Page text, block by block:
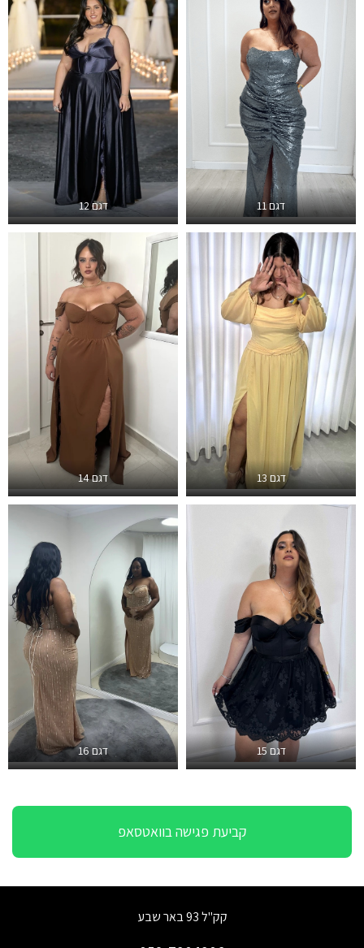
דגם 11 דגם 12
דגם 13 דגם 14
דגם 15 דגם 16
קביעת פגישה בוואטסאפ
קק"ל 93 באר שבע